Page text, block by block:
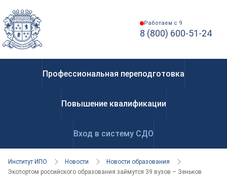
Работаем с 9
8 (800) 600-51-24
Профессиональная переподготовка
Повышение квалификации
Вход в систему СДО
Институт ИПО Новости
Новости образования
Экспортом российского образования займутся 39 вузов – Зенькович